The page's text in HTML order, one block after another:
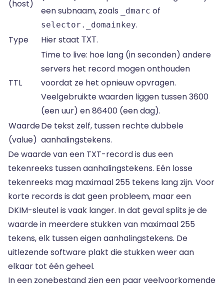
(host)
een subnaam, zoals
_dmarc of
selector._domainkey.
Type
Hier staat TXT.
TTL
Time to live: hoe lang (in seconden) andere
servers het record mogen onthouden
voordat ze het opnieuw opvragen.
Veelgebruikte waarden liggen tussen 3600
(een uur) en 86400 (een dag).
Waarde
(value)
De tekst zelf, tussen rechte dubbele
aanhalingstekens.
De waarde van een TXT-record is dus een
tekenreeks tussen aanhalingstekens. Eén losse
tekenreeks mag maximaal 255 tekens lang zijn. Voor
korte records is dat geen probleem, maar een
DKIM-sleutel is vaak langer. In dat geval splits je de
waarde in meerdere stukken van maximaal 255
tekens, elk tussen eigen aanhalingstekens. De
uitlezende software plakt die stukken weer aan
elkaar tot één geheel.
In een zonebestand zien een paar veelvoorkomende